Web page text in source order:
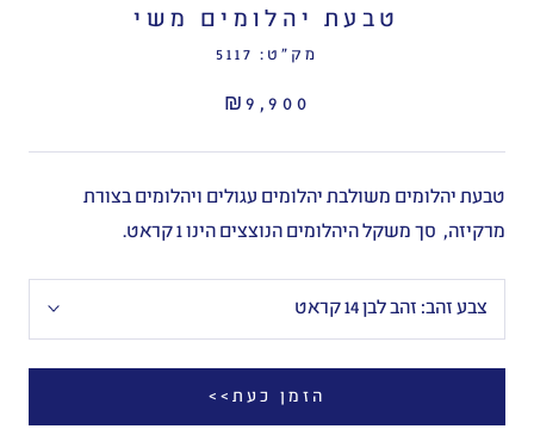
טבעת יהלומים משי
מק"ט: 5117
₪9,900
טבעת יהלומים משולבת יהלומים עגולים ויהלומים בצורת
מרקיזה, סך משקל היהלומים הנוצצים הינו 1 קראט.
צבע זהב: זהב לבן 14 קראט
הזמן כעת>>